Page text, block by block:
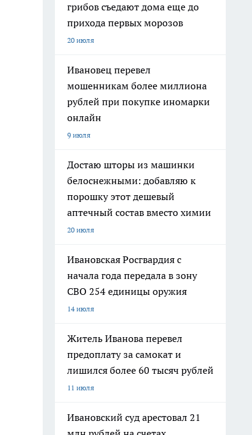
грибов съедают дома еще до
прихода первых морозов
20 июля
Ивановец перевел
мошенникам более миллиона
рублей при покупке иномарки
онлайн
9 июля
Достаю шторы из машинки
белоснежными: добавляю к
порошку этот дешевый
аптечный состав вместо химии
20 июля
Ивановская Росгвардия с
начала года передала в зону
СВО 254 единицы оружия
14 июля
Житель Иванова перевел
предоплату за самокат и
лишился более 60 тысяч рублей
11 июля
Ивановский суд арестовал 21